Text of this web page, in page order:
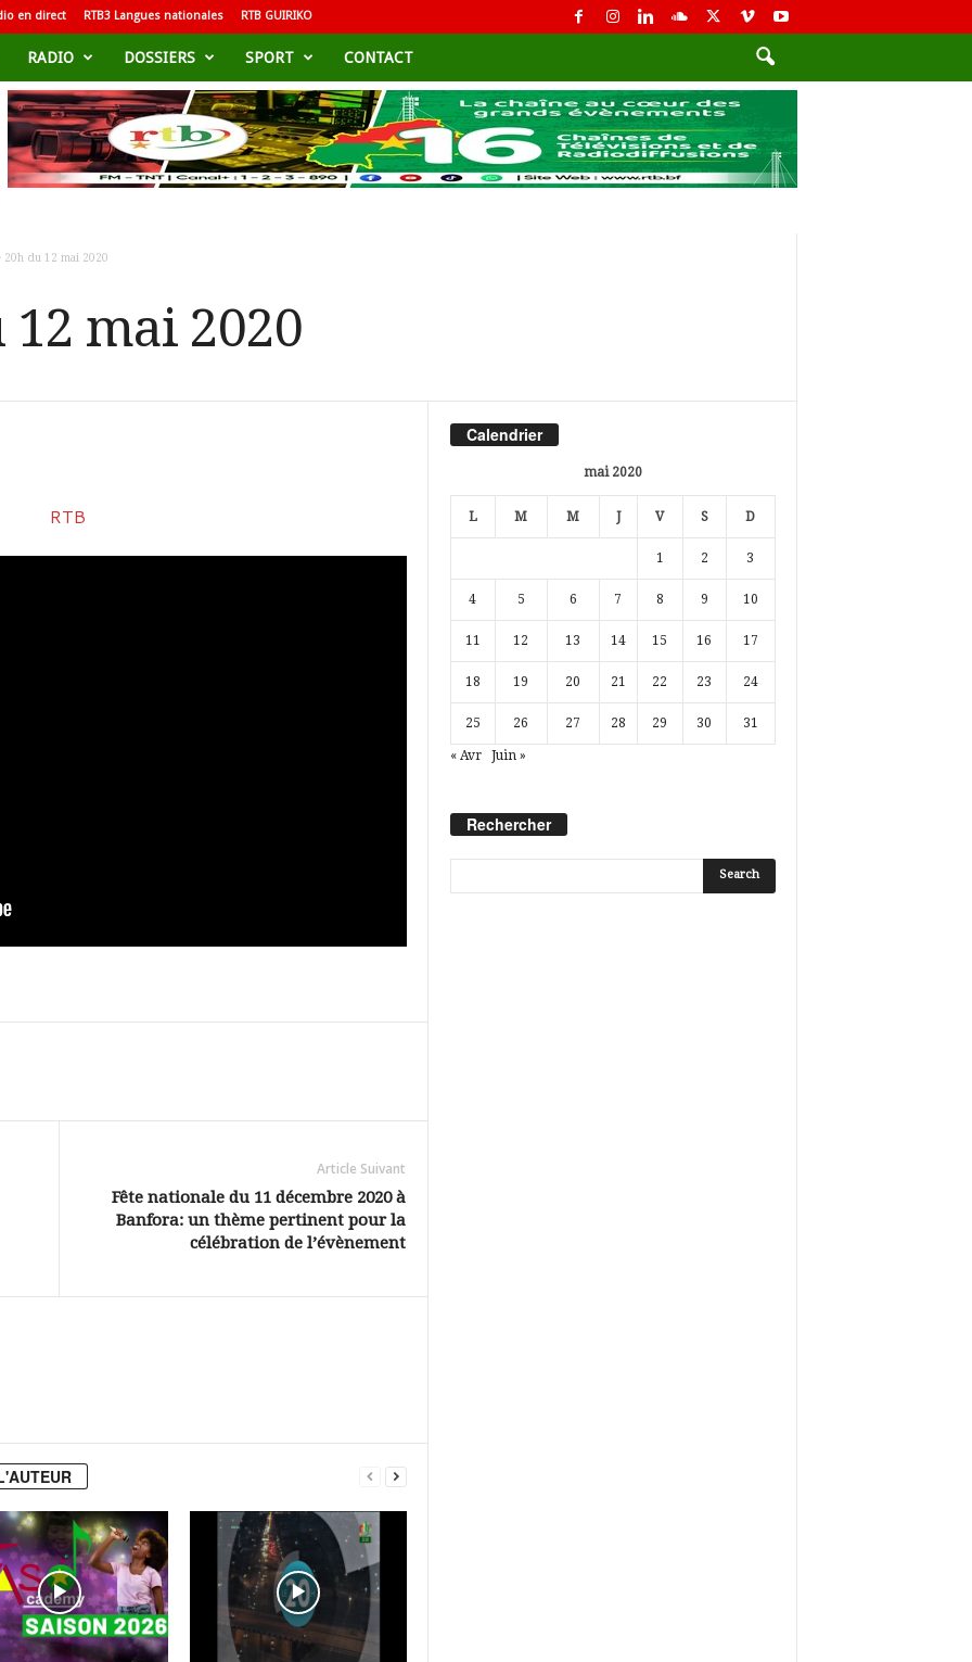
en direct RTB3 Langues nationales RTB GUIRIKO
RADIO DOSSIERS SPORT CONTACT
20h du 12 mai 2020
12 mai 2020
Article Suivant
Fête nationale du 11 décembre 2020 à
Banfora: un thème pertinent pour la
célébration de l’évènement
Calendrier
mai 2020
L M M J V S D
1 2 3
4 5 6 7 8 9 10
11 12 13 14 15 16 17
18 19 20 21 22 23 24
25 26 27 28 29 30 31
« Avr Juin »
Rechercher